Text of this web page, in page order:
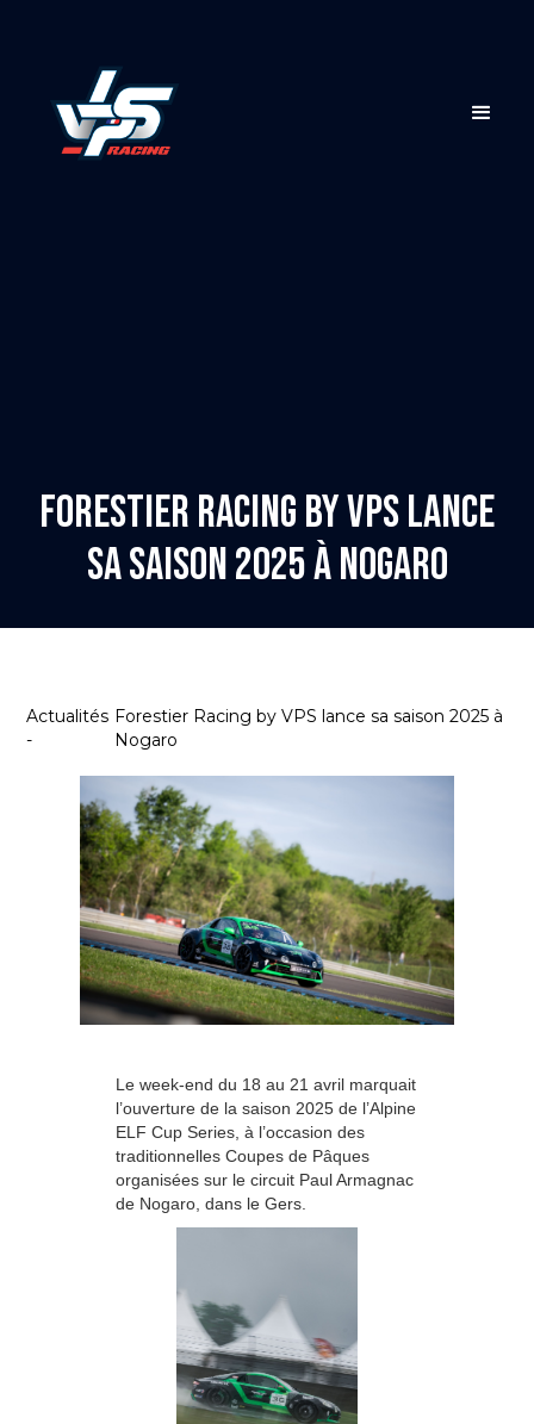
Forestier Racing by VPS lance
sa saison 2025 à Nogaro
Actualités
-
Forestier Racing by VPS lance sa saison 2025 à
Nogaro
Le week-end du 18 au 21 avril marquait
l’ouverture de la saison 2025 de l’Alpine
ELF Cup Series, à l’occasion des
traditionnelles Coupes de Pâques
organisées sur le circuit Paul Armagnac
de Nogaro, dans le Gers.